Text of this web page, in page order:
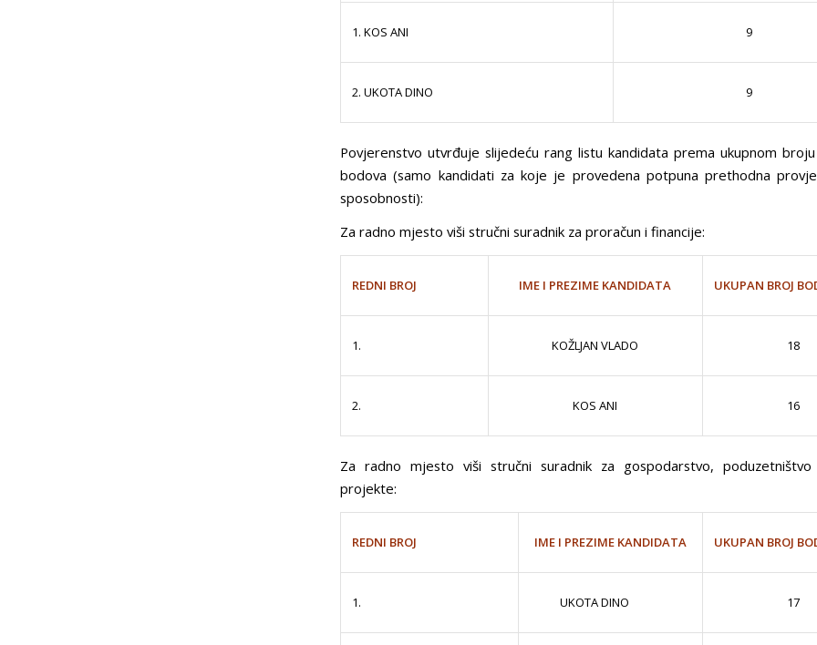
1. KOS ANI 9
2. UKOTA DINO 9
Povjerenstvo utvrđuje slijedeću rang listu kandidata prema ukupnom
bodova (samo kandidati za koje je provedena potpuna prethodna
sposobnosti):
Za radno mjesto viši stručni suradnik za proračun i financije:
REDNI BROJ IME I PREZIME KANDIDATA UKUPAN BROJ
1. KOŽLJAN VLADO 18
2. KOS ANI 16
Za radno mjesto viši stručni suradnik za gospodarstvo,
projekte:
REDNI BROJ IME I PREZIME KANDIDATA UKUPAN BROJ
1. UKOTA DINO 17